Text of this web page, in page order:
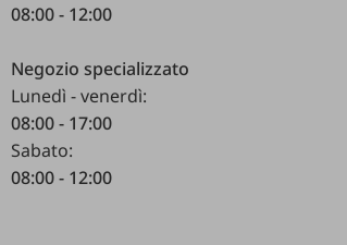
08:00 - 12:00
Negozio specializzato
Lunedì - venerdì:
08:00 - 17:00
Sabato:
08:00 - 12:00